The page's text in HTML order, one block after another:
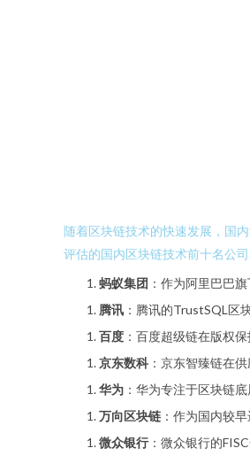
随着区块链技术的快速发展，国
评估的国内区块链技术前十名公
蚂蚁集团 ：作为阿里巴巴
腾讯 ：腾讯的TrustSQL区
百度 ：百度超级链在版权
京东数科 ：京东智臻链在
华为 ：华为专注于区块链
万向区块链 ：作为国内较
微众银行 ：微众银行的